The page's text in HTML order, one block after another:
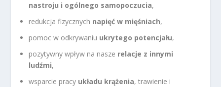
nastroju i ogólnego samopoczucia,
redukcja fizycznych napięć w mięśniach,
pomoc w odkrywaniu ukrytego potencjału,
pozytywny wpływ na nasze relacje z innymi
ludźmi,
wsparcie pracy układu krążenia, trawienie i